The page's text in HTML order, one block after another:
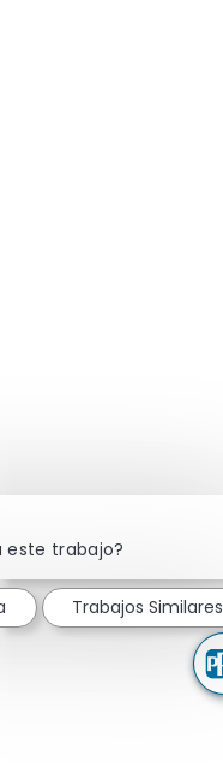
este trabajo?
Trabajos Similares